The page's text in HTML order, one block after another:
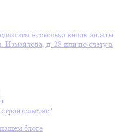
несколько видов оплаты
Измайлова, д. 28 или по счету в
блоге